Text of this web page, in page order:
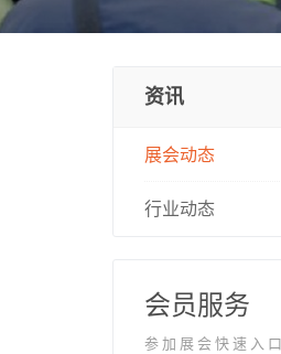
资讯
展会动态
行业动态
会员服务
参加展会快速入口